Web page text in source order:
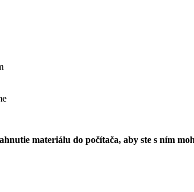
materiálu do počítača, aby ste s ním